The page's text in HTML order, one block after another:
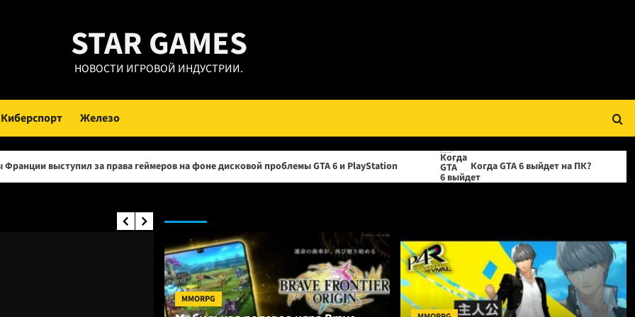
STAR GAMES
НОВОСТИ ИГРОВОЙ ИНДУСТРИИ.
Киберспорт Железо
за права геймеров на фоне дисковой проблемы GTA 6 и PlayStation Когда GTA 6 выйдет на ПК? OPPO
MMORPG